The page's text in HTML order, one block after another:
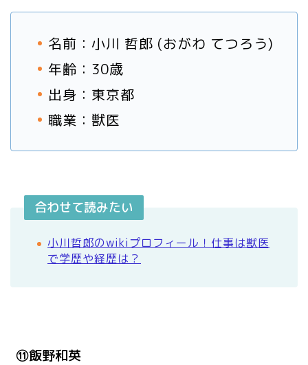
名前：小川 哲郎 (おがわ てつろう)
年齢：30歳
出身：東京都
職業：獣医
合わせて読みたい
小川哲郎のwikiプロフィール！仕事は獣医
で学歴や経歴は？
⑪飯野和英